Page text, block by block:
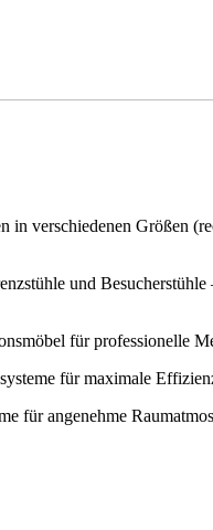
in verschiedenen Größen
und
für professionelle
für maximale
für angenehme